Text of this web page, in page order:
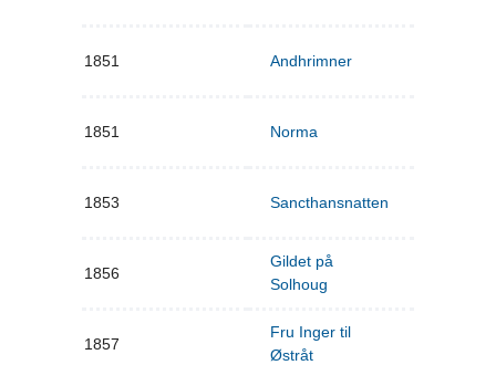
1851 Andhrimner
1851 Norma
1853 Sancthansnatten
1856
Gildet på
Solhoug
1857
Fru Inger til
Østråt